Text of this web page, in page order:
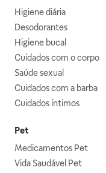
Higiene diária
Desodorantes
Higiene bucal
Cuidados com o corpo
Saúde sexual
Cuidados com a barba
Cuidados íntimos
Pet
Medicamentos Pet
Vida Saudável Pet